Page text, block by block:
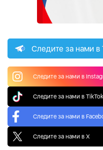
Следите за нами в
Следите за нами в
Следите за нами в TikTok
Следите за нами в
Следите за нами в X